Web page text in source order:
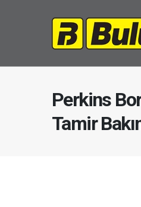
Perkins
Tamir